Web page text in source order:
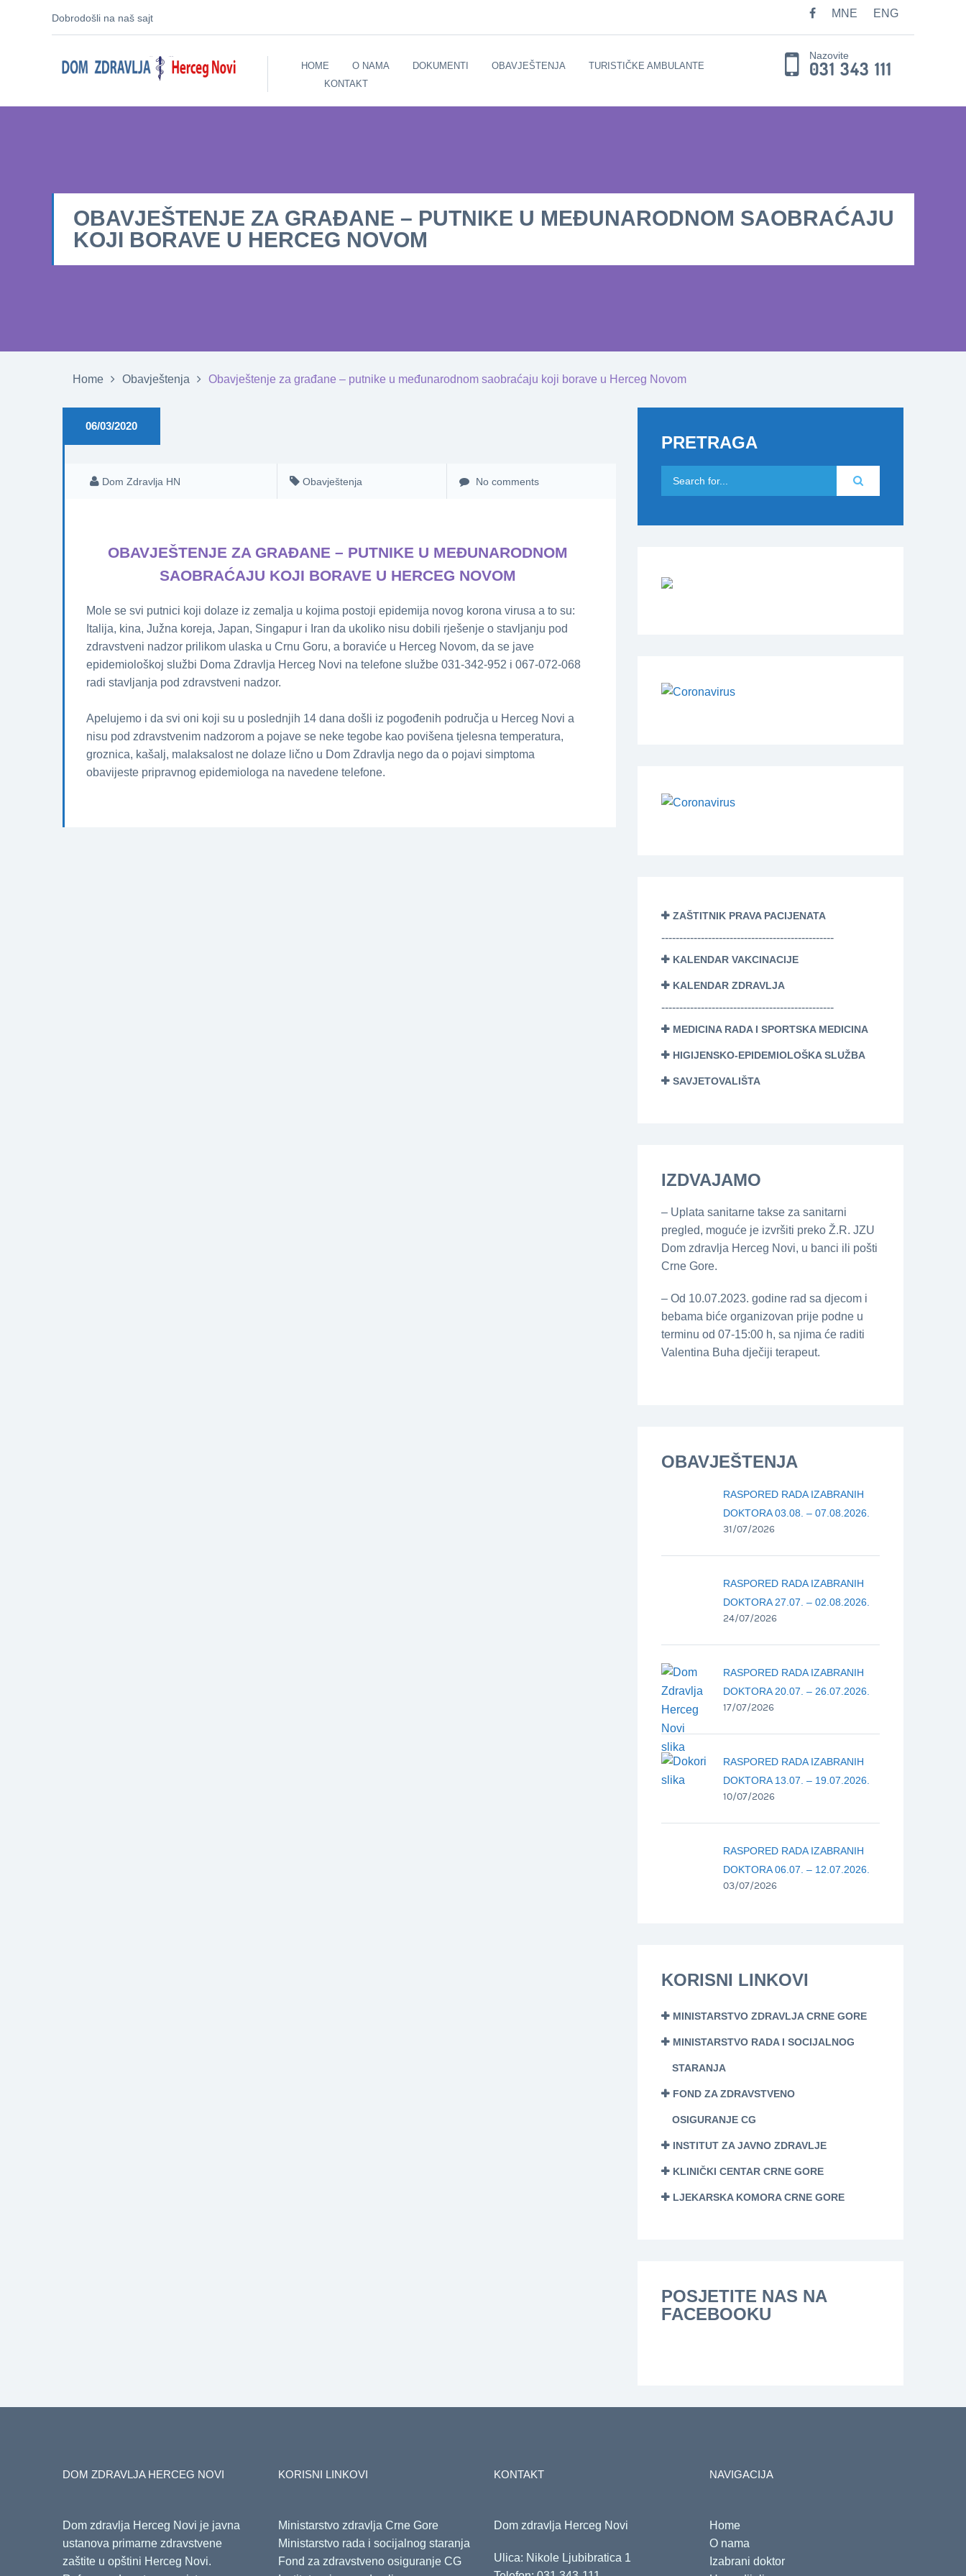
Dobrodošli na naš sajt MNE ENG
HOME O NAMA DOKUMENTI OBAVJEŠTENJA
TURISTIČKE AMBULANTE
KONTAKT
Nazovite
031 343 111
OBAVJEŠTENJE ZA GRAĐANE – PUTNIKE U MEĐUNARODNOM SAOBRAĆAJU
KOJI BORAVE U HERCEG NOVOM
Home Obavještenja Obavještenje za građane – putnike u međunarodnom saobraćaju koji borave u Herceg Novom
06/03/2020
Dom Zdravlja HN Obavještenja No comments
OBAVJEŠTENJE ZA GRAĐANE – PUTNIKE U MEĐUNARODNOM
SAOBRAĆAJU KOJI BORAVE U HERCEG NOVOM
Mole se svi putnici koji dolaze iz zemalja u kojima postoji epidemija novog korona virusa a to su:
Italija, kina, Južna koreja, Japan, Singapur i Iran da ukoliko nisu dobili rješenje o stavljanju pod
zdravstveni nadzor prilikom ulaska u Crnu Goru, a boraviće u Herceg Novom, da se jave
epidemiološkoj službi Doma Zdravlja Herceg Novi na telefone službe 031-342-952 i 067-072-068
radi stavljanja pod zdravstveni nadzor.
Apelujemo i da svi oni koji su u poslednjih 14 dana došli iz pogođenih područja u Herceg Novi a
nisu pod zdravstvenim nadzorom a pojave se neke tegobe kao povišena tjelesna temperatura,
groznica, kašalj, malaksalost ne dolaze lično u Dom Zdravlja nego da o pojavi simptoma
obavijeste pripravnog epidemiologa na navedene telefone.
PRETRAGA
ZAŠTITNIK PRAVA PACIJENATA
------------------------------------------------
KALENDAR VAKCINACIJE
KALENDAR ZDRAVLJA
------------------------------------------------
MEDICINA RADA I SPORTSKA MEDICINA
HIGIJENSKO-EPIDEMIOLOŠKA SLUŽBA
SAVJETOVALIŠTA
IZDVAJAMO
– Uplata sanitarne takse za sanitarni
pregled, moguće je izvršiti preko Ž.R. JZU
Dom zdravlja Herceg Novi, u banci ili pošti
Crne Gore.
– Od 10.07.2023. godine rad sa djecom i
bebama biće organizovan prije podne u
terminu od 07-15:00 h, sa njima će raditi
Valentina Buha dječiji terapeut.
OBAVJEŠTENJA
RASPORED RADA IZABRANIH
DOKTORA 03.08. – 07.08.2026.
31/07/2026
RASPORED RADA IZABRANIH
DOKTORA 27.07. – 02.08.2026.
24/07/2026
RASPORED RADA IZABRANIH
DOKTORA 20.07. – 26.07.2026.
17/07/2026
RASPORED RADA IZABRANIH
DOKTORA 13.07. – 19.07.2026.
10/07/2026
RASPORED RADA IZABRANIH
DOKTORA 06.07. – 12.07.2026.
03/07/2026
KORISNI LINKOVI
MINISTARSTVO ZDRAVLJA CRNE GORE
MINISTARSTVO RADA I SOCIJALNOG
STARANJA
FOND ZA ZDRAVSTVENO
OSIGURANJE CG
INSTITUT ZA JAVNO ZDRAVLJE
KLINIČKI CENTAR CRNE GORE
LJEKARSKA KOMORA CRNE GORE
POSJETITE NAS NA
FACEBOOKU
DOM ZDRAVLJA HERCEG NOVI
Dom zdravlja Herceg Novi je javna
ustanova primarne zdravstvene
zaštite u opštini Herceg Novi.
KORISNI LINKOVI
Ministarstvo zdravlja Crne Gore
Ministarstvo rada i socijalnog staranja
Fond za zdravstveno osiguranje CG
KONTAKT
Dom zdravlja Herceg Novi
Ulica: Nikole Ljubibratica 1
NAVIGACIJA
Home
O nama
Izabrani doktor